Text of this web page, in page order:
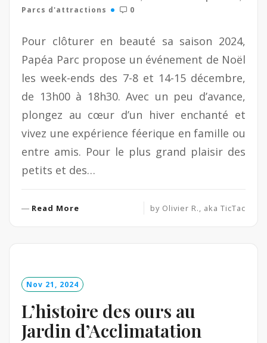
Parcs d'attractions
0
Pour clôturer en beauté sa saison 2024,
Papéa Parc propose un événement de Noël
les week-ends des 7-8 et 14-15 décembre,
de 13h00 à 18h30. Avec un peu d’avance,
plongez au cœur d’un hiver enchanté et
vivez une expérience féerique en famille ou
entre amis. Pour le plus grand plaisir des
petits et des…
Read More
r
by Olivier R., aka TicTac
Nov 21, 2024
L’histoire des ours au
Jardin d’Acclimatation